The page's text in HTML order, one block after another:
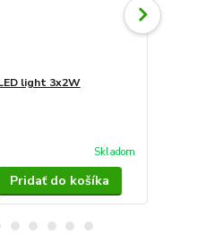
light 3x2W
Skladom
Pridať do košíka